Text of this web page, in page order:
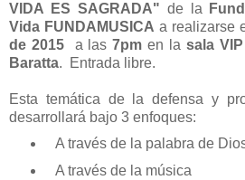
VIDA ES SAGRADA" de la
Vida FUNDAMUSICA a realizarse
de 2015a las7pm en la sala
Baratta. Entrada libre.
Esta temática de la defensa y
desarrollará bajo 3 enfoques:
A través de la palabra de
A través de la música